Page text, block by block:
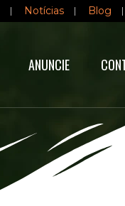
Notícias Blog
ANUNCIE